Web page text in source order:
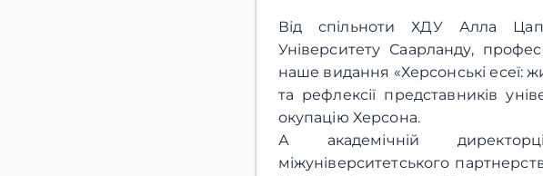
Від спільноти ХДУ Алла
Університету Саарланду,
наше видання «Херсонські есеї:
та рефлексії представників
окупацію Херсона.
А академічній
міжуніверситетського